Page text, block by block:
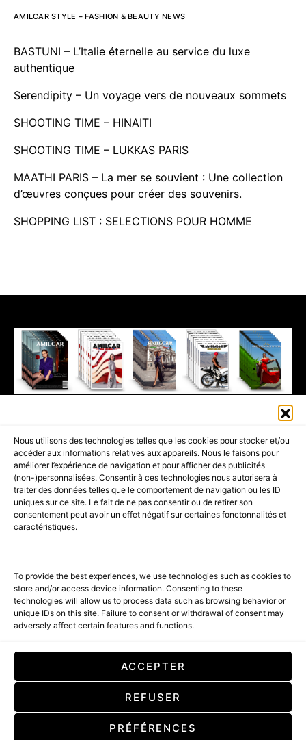
Nous utilisons des technologies telles que les cookies pour stocker et/ou
accéder aux informations relatives aux appareils. Nous le faisons pour
améliorer l’expérience de navigation et pour afficher des publicités
(non-)personnalisées. Consentir à ces technologies nous autorisera à
traiter des données telles que le comportement de navigation ou les ID
uniques sur ce site. Le fait de ne pas consentir ou de retirer son
consentement peut avoir un effet négatif sur certaines fonctonnalités et
caractéristiques.
To provide the best experiences, we use technologies such as cookies to
store and/or access device information. Consenting to these
technologies will allow us to process data such as browsing behavior or
unique IDs on this site. Failure to consent or withdrawal of consent may
adversely affect certain features and functions.
ACCEPTER
REFUSER
PRÉFÉRENCES
AMILCAR STYLE – FASHION & BEAUTY NEWS
BASTUNI – L’Italie éternelle au service du luxe
authentique
Serendipity – Un voyage vers de nouveaux sommets
SHOOTING TIME – HINAITI
SHOOTING TIME – LUKKAS PARIS
MAATHI PARIS – La mer se souvient : Une collection
d’œuvres conçues pour créer des souvenirs.
SHOPPING LIST : SELECTIONS POUR HOMME
PART OF THEAMILCAR MAGAZINE GROUP.EDITOR - ADVERTISING
AGENCE MEDIANE.
ACCUEIL BEST OF LUXE
35 MAGAZINES
SHOPPING & CONCIERGERIE
Voyages Contact
SUBSCRIBE
acceptez nos conditions d'utilisation concernant le stockage des
données soumises par le biais de ce formulaire. By checking this box, you
confirm that you have read and are agreeing to our terms of use